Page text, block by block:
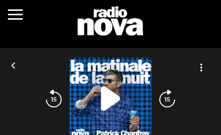
c’était quoi ?
actualités
podcasts
fréquences